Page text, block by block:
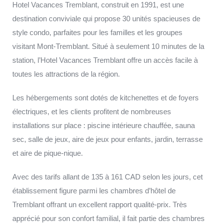
Hotel Vacances Tremblant, construit en 1991, est une
destination conviviale qui propose 30 unités spacieuses de
style condo, parfaites pour les familles et les groupes
visitant Mont-Tremblant. Situé à seulement 10 minutes de la
station, l’Hotel Vacances Tremblant offre un accès facile à
toutes les attractions de la région.
Les hébergements sont dotés de kitchenettes et de foyers
électriques, et les clients profitent de nombreuses
installations sur place : piscine intérieure chauffée, sauna
sec, salle de jeux, aire de jeux pour enfants, jardin, terrasse
et aire de pique-nique.
Avec des tarifs allant de 135 à 161 CAD selon les jours, cet
établissement figure parmi les chambres d’hôtel de
Tremblant offrant un excellent rapport qualité-prix. Très
apprécié pour son confort familial, il fait partie des chambres